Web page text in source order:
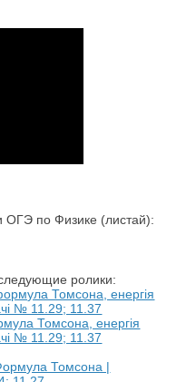
по Физике (листай):
ролики:
Томсона, енергія
№ 11.29; 11.37